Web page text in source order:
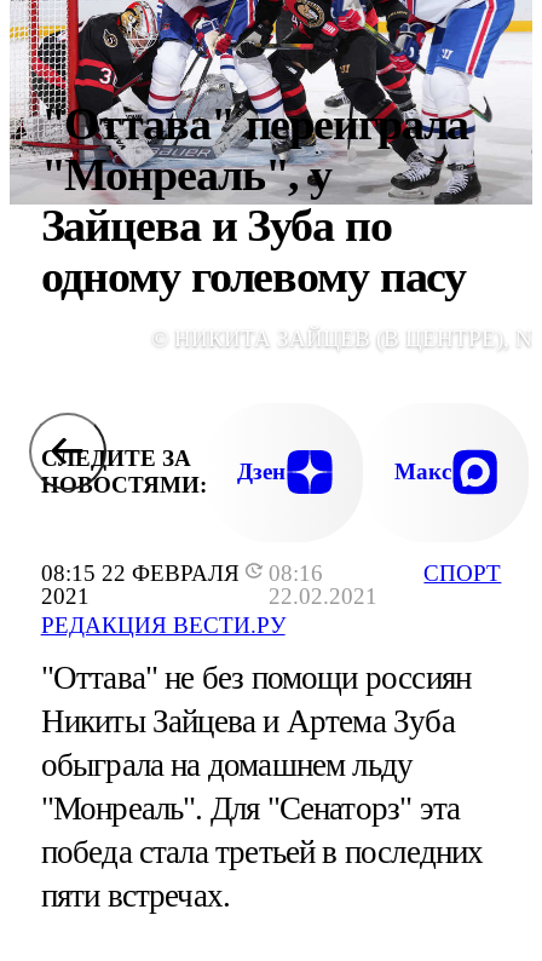
08:15 22 ФЕВРАЛЯ
2021
08:16
22.02.2021
РЕДАКЦИЯ ВЕСТИ.РУ
СПОРТ
"Оттава" переиграла
"Монреаль", у
Зайцева и Зуба по
одному голевому пасу
© НИКИТА ЗАЙЦЕВ (В ЦЕНТРЕ),
СЛЕДИТЕ ЗА
НОВОСТЯМИ:
Дзен Макс
"Оттава" не без помощи россиян
Никиты Зайцева и Артема Зуба
обыграла на домашнем льду
"Монреаль". Для "Сенаторз" эта
победа стала третьей в последних
пяти встречах.